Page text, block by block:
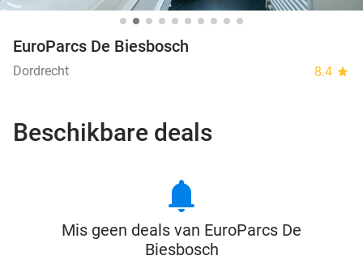
EuroParcs De Biesbosch
Dordrecht 8.4 star
Beschikbare deals
notifications
Mis geen deals van EuroParcs De
Biesbosch